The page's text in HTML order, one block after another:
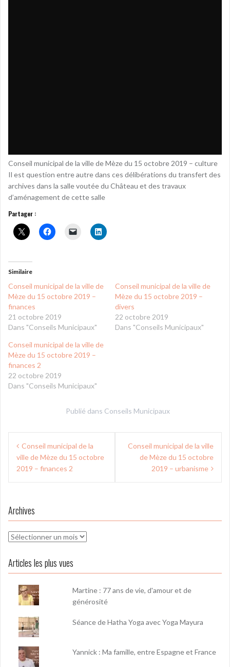
Conseil municipal de la ville de Mèze du 15 octobre 2019 – culture
Il est question entre autre dans ces délibérations du transfert des
archives dans la salle voutée du Château et des travaux
d’aménagement de cette salle
Partager :
Similaire
Conseil municipal de la ville de
Mèze du 15 octobre 2019 –
finances
21 octobre 2019
Dans "Conseils Municipaux"
Conseil municipal de la ville de
Mèze du 15 octobre 2019 –
divers
22 octobre 2019
Dans "Conseils Municipaux"
Conseil municipal de la ville de
Mèze du 15 octobre 2019 –
finances 2
22 octobre 2019
Dans "Conseils Municipaux"
Publié dans Conseils Municipaux
Navigation
de
l’article
Conseil municipal de la
ville de Mèze du 15 octobre
2019 – finances 2
Conseil municipal de la ville
de Mèze du 15 octobre
2019 – urbanisme
Archives
Archives
Articles les plus vues
Martine : 77 ans de vie, d'amour et de
générosité
Séance de Hatha Yoga avec Yoga Mayura
Yannick : Ma famille, entre Espagne et France